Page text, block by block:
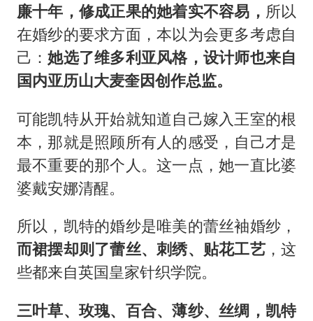
廉十年，修成正果的她着实不容易， 所以
在婚纱的要求方面，本以为会更多考虑自
己：她选了维多利亚风格，设计师也来自
国内亚历山大麦奎因创作总监。
可能凯特从开始就知道自己嫁入王室的根
本，那就是照顾所有人的感受，自己才是
最不重要的那个人。这一点，她一直比婆
婆戴安娜清醒。
所以，凯特的婚纱是唯美的蕾丝袖婚纱，
而裙摆却则了蕾丝、刺绣、贴花工艺，这
些都来自英国皇家针织学院。
三叶草、玫瑰、百合、薄纱、丝绸，凯特